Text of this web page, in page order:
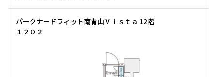
パークナードフィット南青山Ｖｉｓｔａ 12階
１２０２